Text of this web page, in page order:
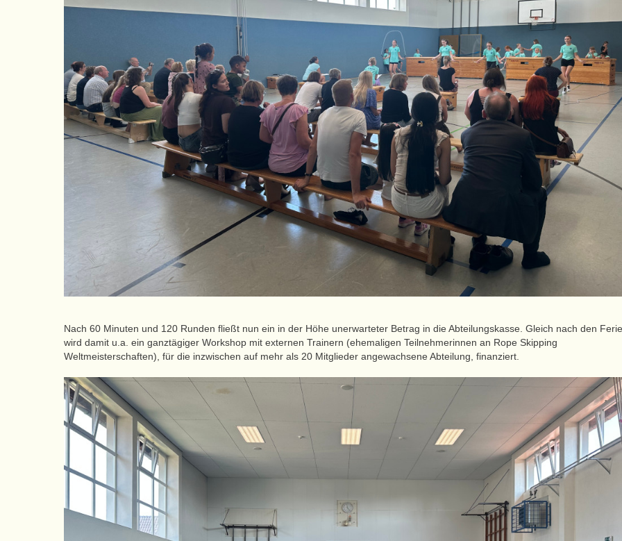
Nach 60 Minuten und 120 Runden fließt nun ein in der Höhe unerwarteter Betrag in die Abteilungskasse. Gleich nach den
wird damit u.a. ein ganztägiger Workshop mit externen Trainern (ehemaligen Teilnehmerinnen an Rope Skipping
Weltmeisterschaften), für die inzwischen auf mehr als 20 Mitglieder angewachsene Abteilung, finanziert.